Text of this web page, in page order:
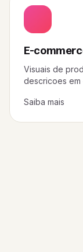
E-
Visuais de
descricoes em
Saiba mais